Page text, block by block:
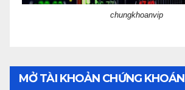
chungkhoanvip
MỞ TÀI KHOẢN CHỨNG KHOÁN